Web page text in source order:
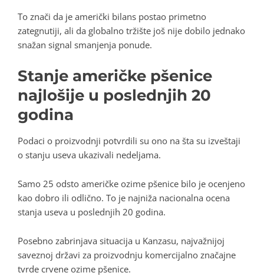
To znači da je američki bilans postao primetno
zategnutiji, ali da globalno tržište još nije dobilo jednako
snažan signal smanjenja ponude.
Stanje američke pšenice
najlošije u poslednjih 20
godina
Podaci o proizvodnji potvrdili su ono na šta su izveštaji
o stanju useva ukazivali nedeljama.
Samo 25 odsto američke ozime pšenice bilo je ocenjeno
kao dobro ili odlično. To je najniža nacionalna ocena
stanja useva u poslednjih 20 godina.
Posebno zabrinjava situacija u Kanzasu, najvažnijoj
saveznoj državi za proizvodnju komercijalno značajne
tvrde crvene ozime pšenice.